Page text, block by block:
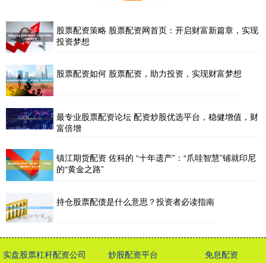
股票配资策略 股票配资网首页：开启财富新篇章，实现
投资梦想
股票配资如何 股票配资，助力投资，实现财富梦想
最专业股票配资论坛 配资炒股优选平台，稳健增值，财
富倍增
镇江期货配资 佐科的 “十年遗产”：“爪哇智慧”铺就印尼
的“黄金之路”
持仓股票配债是什么意思？投资者必读指南
实盘股票杠杆配资公司 炒股配资平台 免息配资